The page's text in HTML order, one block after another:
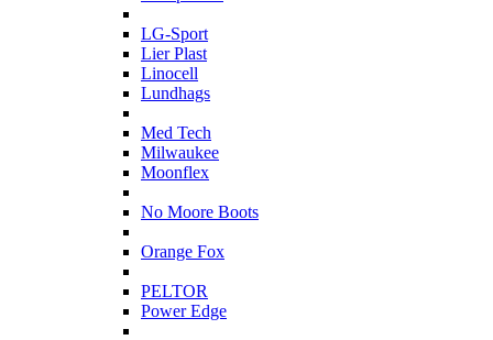
LG-Sport
Lier Plast
Linocell
Lundhags
Med Tech
Milwaukee
Moonflex
No Moore Boots
Orange Fox
PELTOR
Power Edge